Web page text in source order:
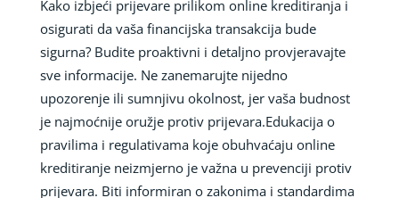
Kako izbjeći prijevare prilikom online kreditiranja i
osigurati da vaša financijska transakcija bude
sigurna? Budite proaktivni i detaljno provjeravajte
sve informacije. Ne zanemarujte nijedno
upozorenje ili sumnjivu okolnost, jer vaša budnost
je najmoćnije oružje protiv prijevara.Edukacija o
pravilima i regulativama koje obuhvaćaju online
kreditiranje neizmjerno je važna u prevenciji protiv
prijevara. Biti informiran o zakonima i standardima